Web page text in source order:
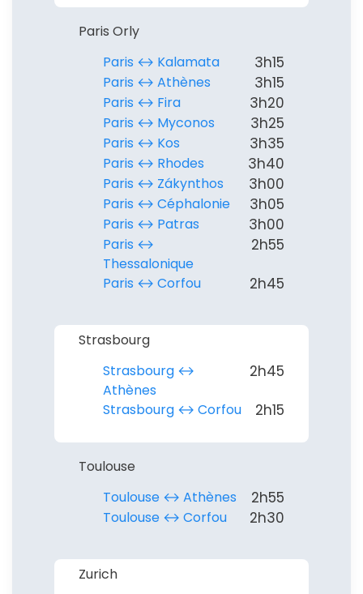
Paris Orly
Paris ↔︎ Kalamata
3h15
Paris ↔︎ Athènes 3h15
Paris ↔︎ Fira 3h20
Paris ↔︎ Myconos 3h25
Paris ↔︎ Kos 3h35
Paris ↔︎ Rhodes 3h40
Paris ↔︎ Zákynthos 3h00
Paris ↔︎ Céphalonie 3h05
Paris ↔︎ Patras 3h00
Paris ↔︎
Thessalonique
2h55
Paris ↔︎ Corfou 2h45
Strasbourg
Strasbourg ↔︎
Athènes
2h45
Strasbourg ↔︎ Corfou 2h15
Toulouse
Toulouse ↔︎ Athènes
2h55
Toulouse ↔︎ Corfou 2h30
Zurich